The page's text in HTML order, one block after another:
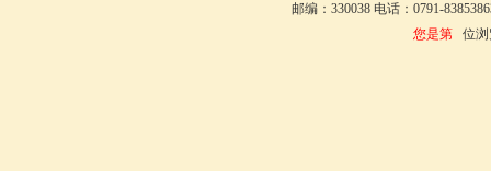
邮编：330038 电话：0791-
您是第位